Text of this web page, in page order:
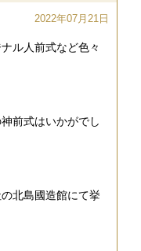
2022年07月21日
ル人前式など色々
前式はいかがでし
北島國造館にて挙